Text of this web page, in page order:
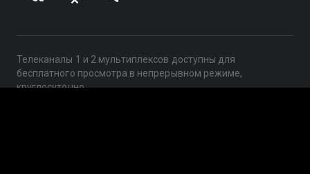
Телеканалы 1 и 2 мультиплексов доступны для
бесплатного просмотра в непрерывном режиме,
круглосуточно.